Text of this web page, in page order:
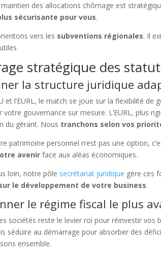
maintien des allocations chômage est
sécurisante pour vous.
vers les subventions régionales. Il
stratégique des
la structure juridique
et l’EURL, le match se joue sur la flexibilité
votre gouvernance sur mesure. L’EURL, plus
du gérant. Nous tranchons selon vos
patrimoine personnel n’est pas une option,
avenir face aux aléas économiques.
loin, notre pôle secrétariat juridique gère ces
le développement de votre business.
le régime fiscal le plus
sociétés reste le levier roi pour réinvestir
séduire au démarrage pour absorber des
ensemble.